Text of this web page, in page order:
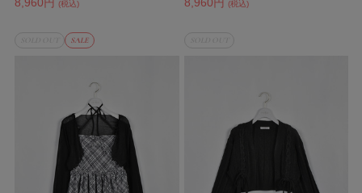
8,960円 (税込) 8,960円 (税込)
SALE